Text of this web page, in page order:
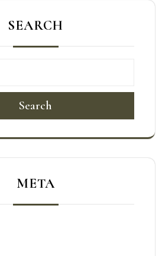
SEARCH
Search
META